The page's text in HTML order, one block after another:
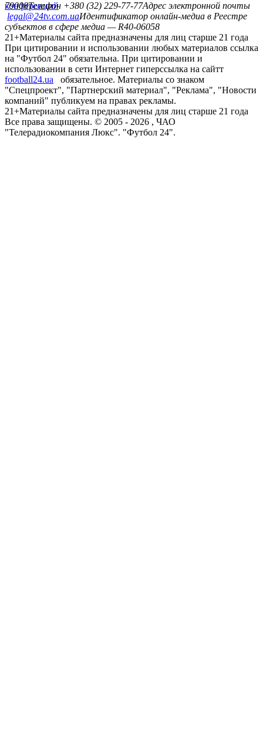
конференций
79008Телефон +380 (32) 229-77-77Адрес электронной почты
legal@24tv.com.uaИдентификатор онлайн-медиа в Реестре
субъектов в сфере медиа — R40-06058
21+Материалы сайта предназначены для лиц старше 21 года
При цитировании и использовании любых материалов ссылка
на "Футбол 24" обязательна. При цитировании и
использовании в сети Интернет гиперссылка на сайтт
football24.ua
обязательное. Материалы со знаком
"Спецпроект", "Партнерский материал", "Реклама", "Новости
компаний" публикуем на правах рекламы.
21+Материалы сайта предназначены для лиц старше 21 года
Все права защищены. © 2005 - 2026 , ЧАО
"Телерадиокомпания Люкс". "Футбол 24".